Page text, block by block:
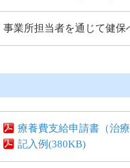
事業所担当者を通じて健保
療養費支給申請書（治
記入例(380KB)